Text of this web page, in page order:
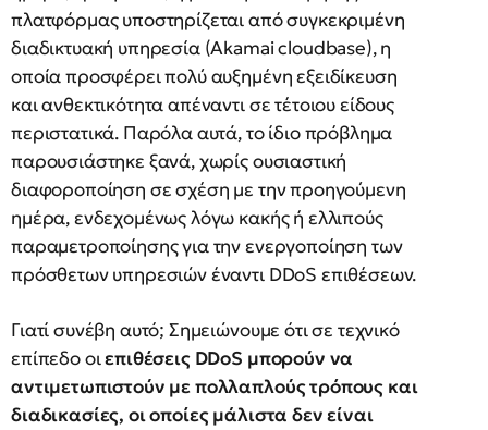
πλατφόρμας υποστηρίζεται από συγκεκριμένη
διαδικτυακή υπηρεσία (Akamai cloudbase), η
οποία προσφέρει πολύ αυξημένη εξειδίκευση
και ανθεκτικότητα απέναντι σε τέτοιου είδους
περιστατικά. Παρόλα αυτά, το ίδιο πρόβλημα
παρουσιάστηκε ξανά, χωρίς ουσιαστική
διαφοροποίηση σε σχέση με την προηγούμενη
ημέρα, ενδεχομένως λόγω κακής ή ελλιπούς
παραμετροποίησης για την ενεργοποίηση των
πρόσθετων υπηρεσιών έναντι DDoS επιθέσεων.
Γιατί συνέβη αυτό; Σημειώνουμε ότι σε τεχνικό
επίπεδο οιεπιθέσεις DDoS μπορούν να
αντιμετωπιστούν με πολλαπλούς τρόπους και
διαδικασίες, οι οποίες μάλιστα δεν είναι